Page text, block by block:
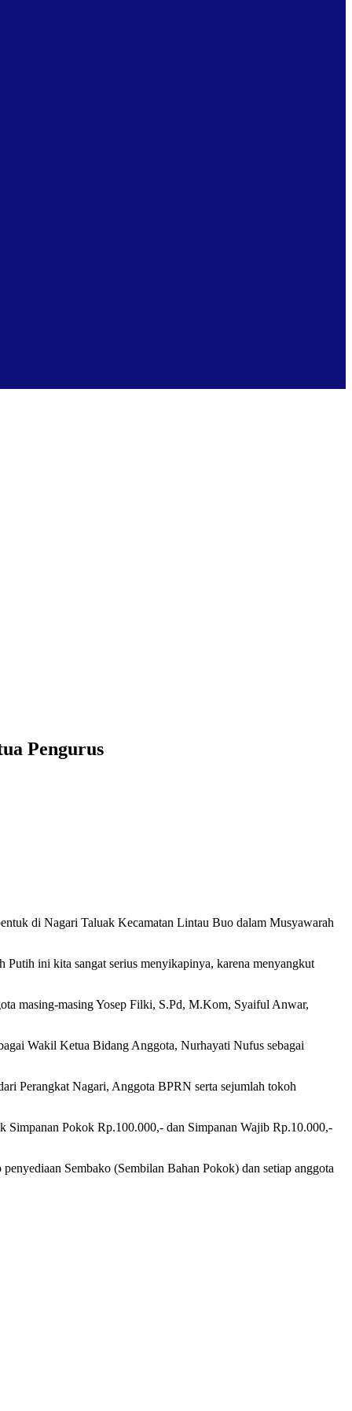
Pengurus
di Nagari Taluak Kecamatan Lintau Buo dalam Musyawarah
ini kita sangat serius menyikapinya, karena menyangkut
masing-masing Yosep Filki, S.Pd, M.Kom, Syaiful Anwar,
Wakil Ketua Bidang Anggota, Nurhayati Nufus sebagai
Perangkat Nagari, Anggota BPRN serta sejumlah tokoh
Simpanan Pokok Rp.100.000,- dan Simpanan Wajib Rp.10.000,-
Sembako (Sembilan Bahan Pokok) dan setiap anggota